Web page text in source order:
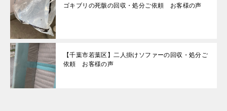
ゴキブリの死骸の回収・処分ご依頼 お客様の声
【千葉市若葉区】二人掛けソファーの回収・処分ご
依頼 お客様の声